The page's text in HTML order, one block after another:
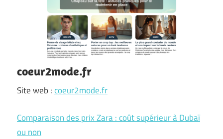
coeur2mode.fr
Site web :coeur2mode.fr
Comparaison des prix Zara : coût supérieur à Dubaï
ou non